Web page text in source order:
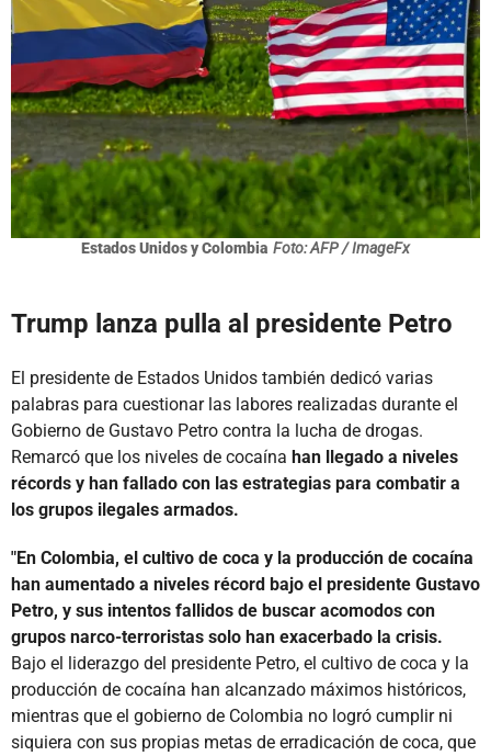
Estados Unidos y Colombia Foto: AFP / ImageFx
Trump lanza pulla al presidente Petro
El presidente de Estados Unidos también dedicó varias
palabras para cuestionar las labores realizadas durante el
Gobierno de Gustavo Petro contra la lucha de drogas.
Remarcó que los niveles de cocaína han llegado a niveles
récords y han fallado con las estrategias para combatir a
los grupos ilegales armados.
"En Colombia, el cultivo de coca y la producción de cocaína
han aumentado a niveles récord bajo el presidente Gustavo
Petro, y sus intentos fallidos de buscar acomodos con
grupos narco-terroristas solo han exacerbado la crisis.
Bajo el liderazgo del presidente Petro, el cultivo de coca y la
producción de cocaína han alcanzado máximos históricos,
mientras que el gobierno de Colombia no logró cumplir ni
siquiera con sus propias metas de erradicación de coca, que